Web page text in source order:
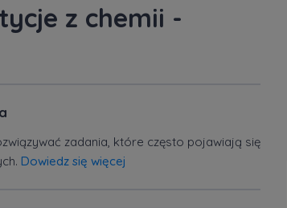
z chemii -
zadania, które często pojawiają się
Dowiedz się więcej